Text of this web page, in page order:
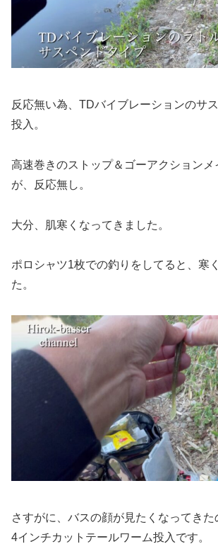
反応無い為、TDバイブレーションのサ
投入。
高速巻きのストップ＆ゴーアクションメ
が、反応無し。
大分、肌寒くなってきました。
ポロシャツ1枚での釣りをしてると、寒
た。
さすがに、バスの顔が見たくなってき
4インチカットテールワーム投入です。